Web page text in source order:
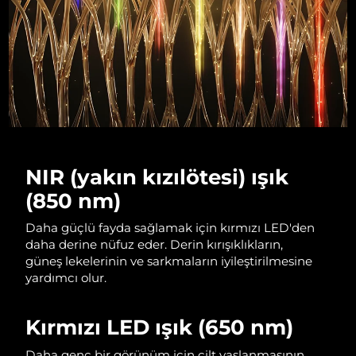
NIR (yakın kızılötesi) ışık
(850 nm)
Daha güçlü fayda sağlamak için kırmızı LED'den
daha derine nüfuz eder. Derin kırışıklıkların,
güneş lekelerinin ve sarkmaların iyileştirilmesine
yardımcı olur.
Kırmızı LED ışık (650 nm)
Çin Makao ÖİB Tahmini teslim tarihi8/11/26
Malezya Tahmini teslim tarihi8/12/26
Malta Tahmini teslim tarihi8/9/26
Monako Tahmini teslim tarihi
Hollanda Tahmini teslim tarihi8/9/26
Yeni Zelanda Tahmini teslim tarihi8/9/26
Umman Tahmini teslim tarihi8/12/26